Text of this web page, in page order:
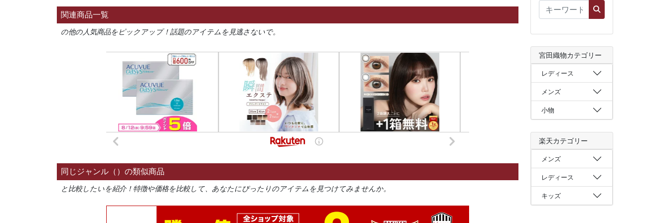
関連商品一覧
の他の人気商品をピックアップ！話題のアイテムを見逃さないで。
同じジャンル（）の類似商品
と比較したいを紹介！特徴や価格を比較して、あなたにぴったりのアイテムを見つけてみませんか。
宮田織物カテゴリー
レディース
メンズ
小物
楽天カテゴリー
メンズ
レディース
キッズ